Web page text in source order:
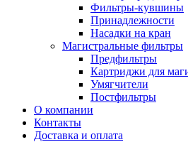
Фильтры-кувшины
Принадлежности
Насадки на кран
Магистральные фильтры
Предфильтры
Картриджи для
Умягчители
Постфильтры
О компании
Контакты
Доставка и оплата